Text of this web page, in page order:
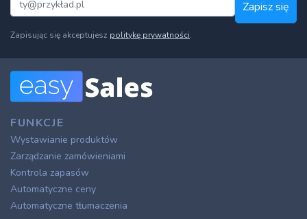
Zapisz się
Zapisując się akceptujesz politykę prywatności.
FUNKCJE
Wystawianie produktów
Zarządzanie zamówieniami
Kontrola zapasów
Automatyczne ceny
Automatyczne tłumaczenia